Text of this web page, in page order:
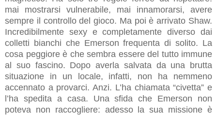
mai mostrarsi vulnerabile, mai innamorarsi, avere
sempre il controllo del gioco. Ma poi è arrivato Shaw.
Incredibilmente sexy e completamente diverso dai
colletti bianchi che Emerson frequenta di solito. La
cosa peggiore è che sembra essere del tutto immune
al suo fascino. Dopo averla salvata da una brutta
situazione in un locale, infatti, non ha nemmeno
accennato a provarci. Anzi. L’ha chiamata “civetta” e
l’ha spedita a casa. Una sfida che Emerson non
poteva non raccogliere: adesso la sua missione è